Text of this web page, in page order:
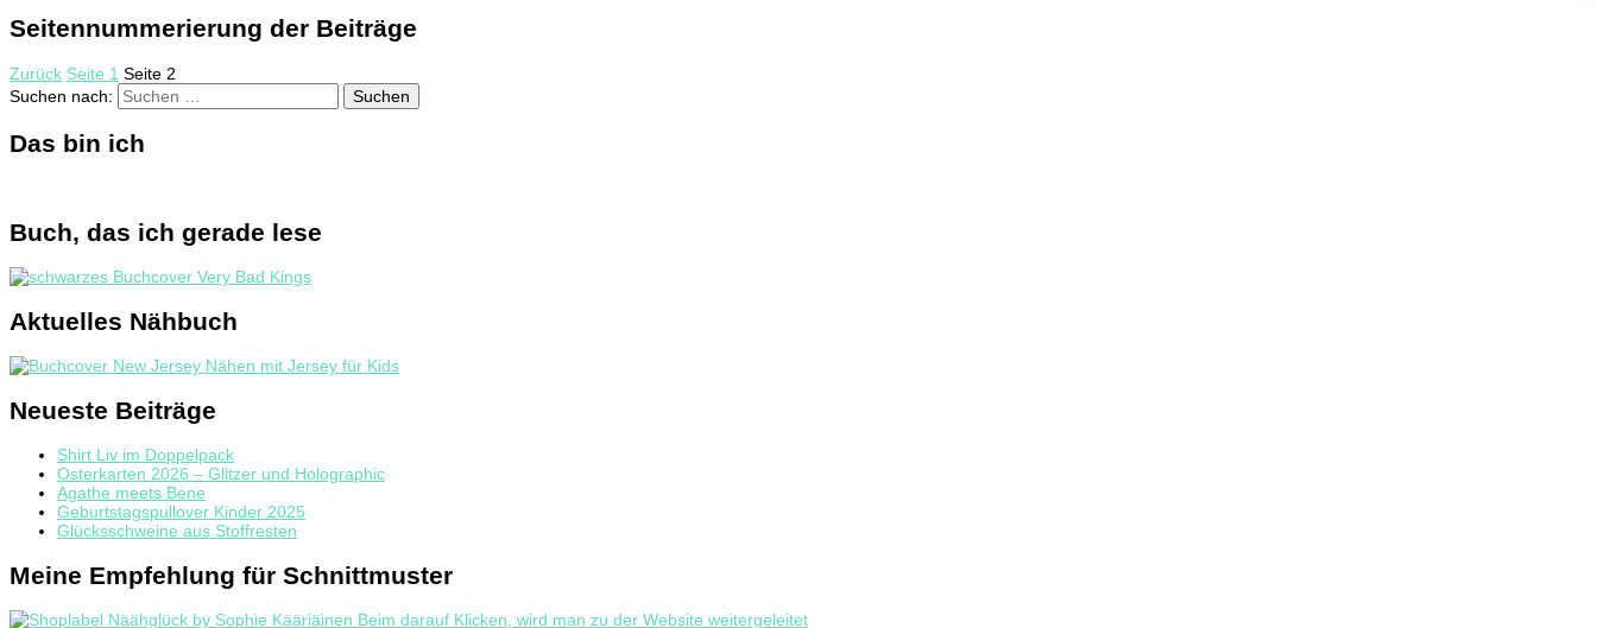
Seitennummerierung der Beiträge
Zurück Seite 1 Seite 2
Suchen nach:
Das bin ich
Buch, das ich gerade lese
Aktuelles Nähbuch
Neueste Beiträge
Shirt Liv im Doppelpack
Osterkarten 2026 – Glitzer und Holographic
Agathe meets Bene
Geburtstagspullover Kinder 2025
Glücksschweine aus Stoffresten
Meine Empfehlung für Schnittmuster